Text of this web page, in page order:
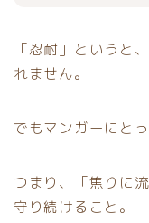
「忍耐」というと
れません。
でもマンガーにと
つまり、「焦りに
守り続けること。